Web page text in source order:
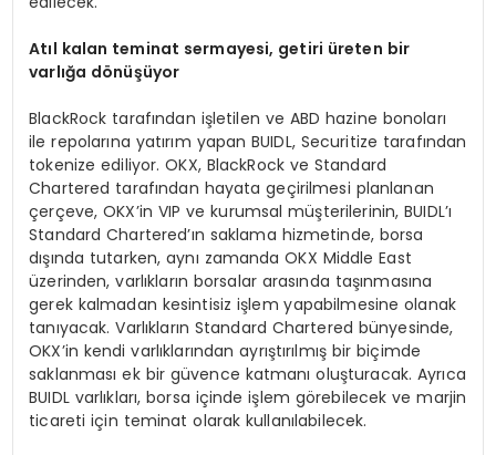
Atıl kalan teminat sermayesi, getiri üreten bir
varlığa dönüşüyor
BlackRock tarafından işletilen ve ABD hazine bonoları
ile repolarına yatırım yapan BUIDL, Securitize tarafından
tokenize ediliyor. OKX, BlackRock ve Standard
Chartered tarafından hayata geçirilmesi planlanan
çerçeve, OKX’in VIP ve kurumsal müşterilerinin, BUIDL’ı
Standard Chartered’ın saklama hizmetinde, borsa
dışında tutarken, aynı zamanda OKX Middle East
üzerinden, varlıkların borsalar arasında taşınmasına
gerek kalmadan kesintisiz işlem yapabilmesine olanak
tanıyacak. Varlıkların Standard Chartered bünyesinde,
OKX’in kendi varlıklarından ayrıştırılmış bir biçimde
saklanması ek bir güvence katmanı oluşturacak. Ayrıca
BUIDL varlıkları, borsa içinde işlem görebilecek ve marjin
ticareti için teminat olarak kullanılabilecek.